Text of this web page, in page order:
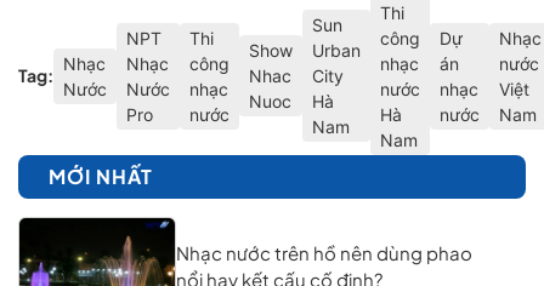
Tag:
Nhạc
Nước
NPT
Nhạc
Nước
Pro
Thi
công
nhạc
nước
Show
Nhac
Nuoc
Sun
Urban
City
Hà
Nam
Thi
công
nhạc
nước
Hà
Nam
Dự
án
nhạc
nước
Nhạc
nước
Việt
Nam
MỚI NHẤT
Nhạc nước trên hồ nên dùng phao
nổi hay kết cấu cố định?